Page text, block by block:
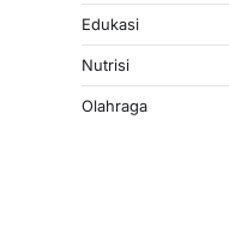
Edukasi
Nutrisi
Olahraga